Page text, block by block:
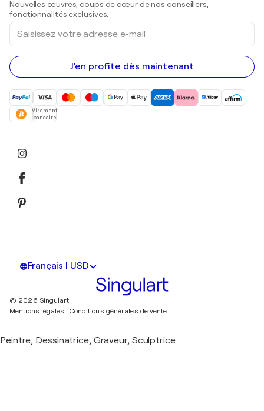
Peintures acryliques
Nouvelles œuvres, coups de cœur de nos conseillers,
fonctionnalités exclusives.
Saisissez
votre
adresse
e-
mail
J'en profite dès maintenant
Virement
bancaire
Français | USD
© 2026 Singulart
Mentions légales. Conditions générales de vente
Peintre, Dessinatrice, Graveur, Sculptrice